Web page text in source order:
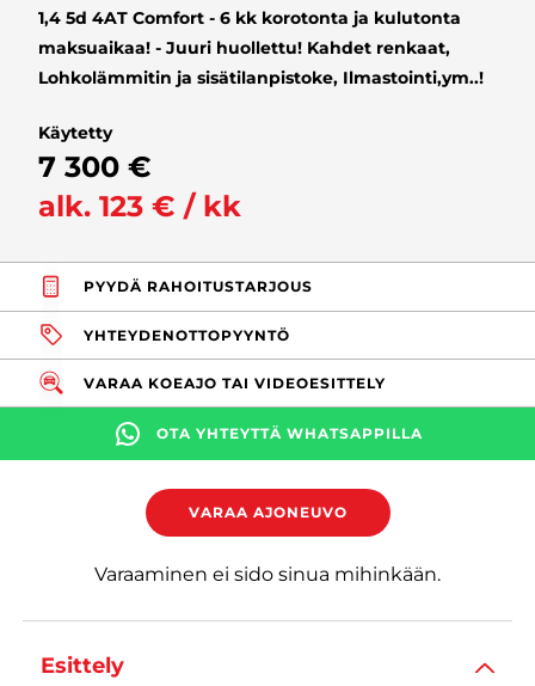
1,4 5d 4AT Comfort - 6 kk korotonta ja kulutonta
maksuaikaa! - Juuri huollettu! Kahdet renkaat,
Lohkolämmitin ja sisätilanpistoke, Ilmastointi,ym..!
Käytetty
7 300 €
alk. 123 € / kk
PYYDÄ RAHOITUSTARJOUS
YHTEYDENOTTOPYYNTÖ
VARAA KOEAJO TAI VIDEOESITTELY
OTA YHTEYTTÄ WHATSAPPILLA
VARAA AJONEUVO
Varaaminen ei sido sinua mihinkään.
Esittely